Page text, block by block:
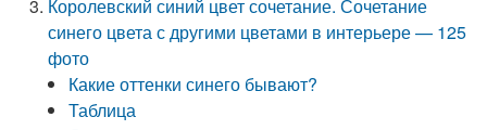
Королевский синий цвет сочетание. Сочетание
синего цвета с другими цветами в интерьере — 125
фото
Какие оттенки синего бывают?
Таблица